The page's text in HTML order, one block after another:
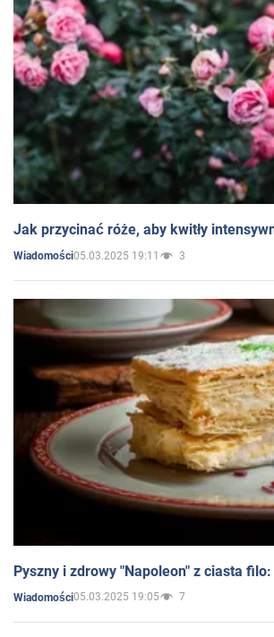
Jak przycinać róże, aby kwitły
Wiadomości05.03.2025 19:11 3
Pyszny i zdrowy "Napoleon" z ciasta
Wiadomości05.03.2025 19:05 7